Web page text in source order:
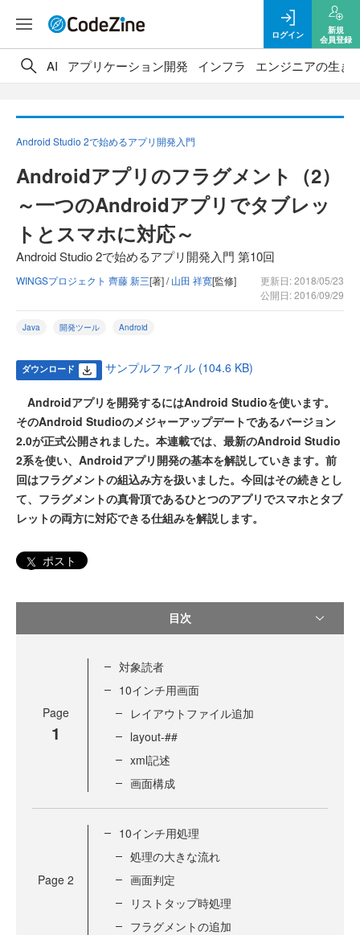
ログイン
新規
会員登録
AI アプリケーション開発 インフラ エンジニアの生き
Android Studio 2で始めるアプリ開発入門
Androidアプリのフラグメント（2）
～一つのAndroidアプリでタブレッ
トとスマホに対応～
Android Studio 2で始めるアプリ開発入門 第10回
WINGSプロジェクト 齊藤 新三[著] /山田 祥寛[監修]
更新日: 2018/05/23
公開日: 2016/09/29
Java 開発ツール Android
ダウンロード サンプルファイル (104.6 KB)
Androidアプリを開発するにはAndroid Studioを使います。
そのAndroid Studioのメジャーアップデートであるバージョン
2.0が正式公開されました。本連載では、最新のAndroid Studio
2系を使い、Androidアプリ開発の基本を解説していきます。前
回はフラグメントの組込み方を扱いました。今回はその続きとし
て、フラグメントの真骨頂であるひとつのアプリでスマホとタブ
レットの両方に対応できる仕組みを解説します。
ポスト
目次
Page
1
対象読者
10インチ用画面
レイアウトファイル追加
layout-##
xml記述
画面構成
Page 2
10インチ用処理
処理の大きな流れ
画面判定
リストタップ時処理
フラグメントの追加